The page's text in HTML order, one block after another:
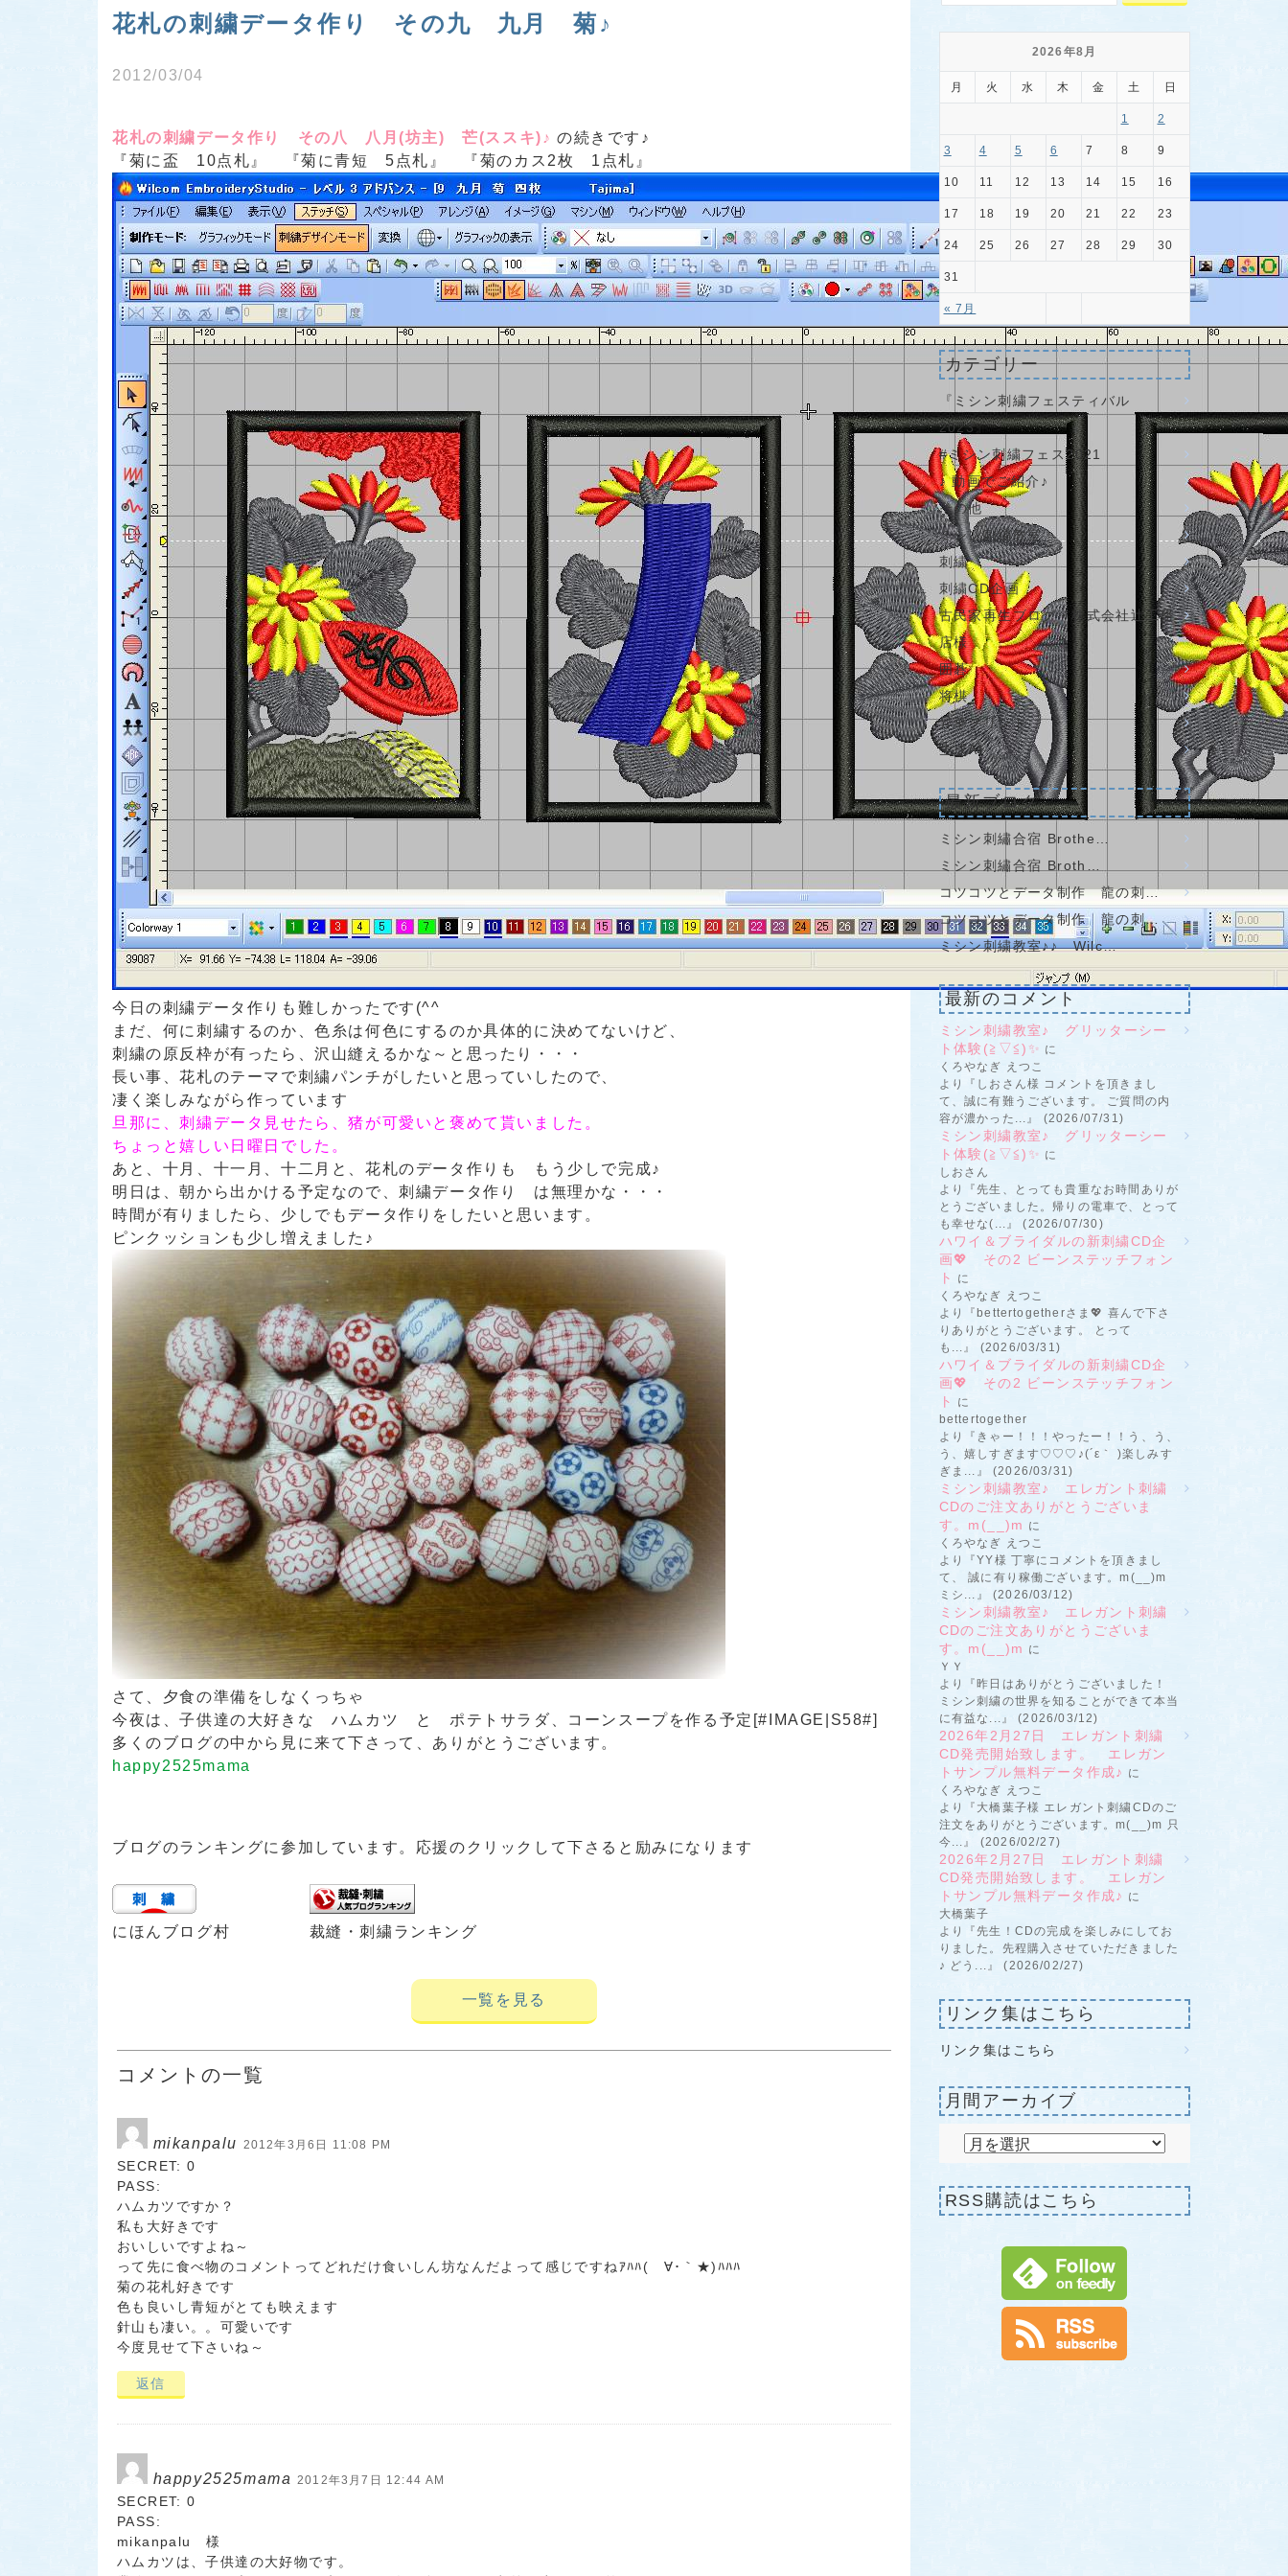
花札の刺繍データ作り その九 九月 菊♪
2012/03/04
花札の刺繍データ作り その八 八月(坊主) 芒(ススキ)♪ の続きです♪
『菊に盃 10点札』 『菊に青短 5点札』 『菊のカス2枚 1点札』
今日の刺繍データ作りも難しかったです(^^ゞ
まだ、何に刺繍するのか、色糸は何色にするのか具体的に決めてないけど、
刺繍の原反枠が有ったら、沢山縫えるかな～と思ったり・・・
長い事、花札のテーマで刺繍パンチがしたいと思っていしたので、
凄く楽しみながら作っています
旦那に、刺繍データ見せたら、猪が可愛いと褒めて貰いました。
ちょっと嬉しい日曜日でした。
あと、十月、十一月、十二月と、花札のデータ作りも もう少しで完成♪
明日は、朝から出かける予定なので、刺繍データ作り は無理かな・・・
時間が有りましたら、少しでもデータ作りをしたいと思います。
ピンクッションも少し増えました♪
さて、夕食の準備をしなくっちゃ
今夜は、子供達の大好きな ハムカツ と ポテトサラダ、コーンスープを作る予定[#IMAGE|S58#]
多くのブログの中から見に来て下さって、ありがとうございます。
happy2525mama
ブログのランキングに参加しています。応援のクリックして下さると励みになります
にほんブログ村 裁縫・刺繍ランキング
一覧を見る
コメントの一覧
mikanpalu 2012年3月6日 11:08 PM
SECRET: 0
PASS:
ハムカツですか？
私も大好きです
おいしいですよね～
って先に食べ物のコメントってどれだけ食いしん坊なんだよって感じですねｱﾊﾊ(ゝ∀･｀★)ﾊﾊﾊ
菊の花札好きです
色も良いし青短がとても映えます
針山も凄い。。可愛いです
今度見せて下さいね～
返信
happy2525mama 2012年3月7日 12:44 AM
SECRET: 0
PASS:
mikanpalu 様
ハムカツは、子供達の大好物です。
2026年8月
月 火 水 木 金 土 日
« 7月
1 2
3 4 5 6 7 8 9
10 11 12 13 14 15 16
17 18 19 20 21 22 23
24 25 26 27 28 29 30
31
カテゴリー
『ミシン刺繍フェスティバル
2023』
#ミシン刺繍フェス2021
♪ 動画でご紹介♪
その他
ミシン刺繍教室
刺繍
刺繍CD企画
古民家再生ブログ・株式会社辻工務
店様
囲碁
将棋
昇華プリント
生成AI
最新ブログ
ミシン刺繡合宿 Brothe…
ミシン刺繡合宿 Broth…
コツコツとデータ制作 龍の刺…
コツコツとデータ制作 龍の刺…
ミシン刺繍教室♪♪ Wilc…
最新のコメント
ミシン刺繍教室♪ グリッターシー
ト体験(≧▽≦)✨ に
くろやなぎ えつこ
より『しおさん様 コメントを頂きまし
て、誠に有難うございます。 ご質問の内
容が濃かった...』 (2026/07/31)
ミシン刺繍教室♪ グリッターシー
ト体験(≧▽≦)✨ に
しおさん
より『先生、とっても貴重なお時間ありが
とうございました。帰りの電車で、とって
も幸せな(...』 (2026/07/30)
ハワイ＆ブライダルの新刺繍CD企
画💖 その2 ビーンステッチフォン
ト
に
くろやなぎ えつこ
より『bettertogetherさま💖 喜んで下さ
りありがとうございます。 とって
も...』 (2026/03/31)
ハワイ＆ブライダルの新刺繍CD企
画💖 その2 ビーンステッチフォン
ト
に
bettertogether
より『きゃー！！！やったー！！う、う、
う、嬉しすぎます♡♡♡♪(´ε｀ )楽しみす
ぎま...』 (2026/03/31)
ミシン刺繍教室♪ エレガント刺繍
CDのご注文ありがとうございま
す。m(__)m に
くろやなぎ えつこ
より『YY様 丁寧にコメントを頂きまし
て、 誠に有り稼働ございます。m(__)m
ミシ...』 (2026/03/12)
ミシン刺繍教室♪ エレガント刺繍
CDのご注文ありがとうございま
す。m(__)m に
ＹＹ
より『昨日はありがとうございました！
ミシン刺繍の世界を知ることができて本当
に有益な...』 (2026/03/12)
2026年2月27日 エレガント刺繍
CD発売開始致します。 エレガン
トサンプル無料データ作成♪ に
くろやなぎ えつこ
より『大橋葉子様 エレガント刺繍CDのご
注文をありがとうございます。m(__)m 只
今...』 (2026/02/27)
2026年2月27日 エレガント刺繍
CD発売開始致します。 エレガン
トサンプル無料データ作成♪ に
大橋葉子
より『先生！CDの完成を楽しみにしてお
りました。先程購入させていただきました
♪ どう...』 (2026/02/27)
リンク集はこちら
リンク集はこちら
月間アーカイブ
RSS購読はこちら